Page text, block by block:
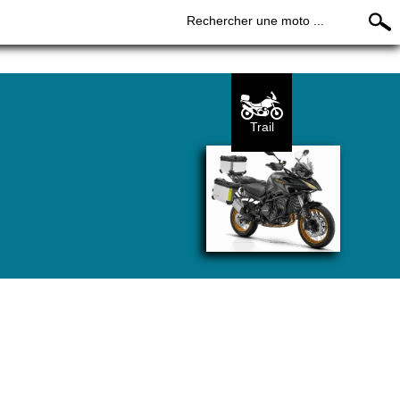
Rechercher une moto ...
Trail